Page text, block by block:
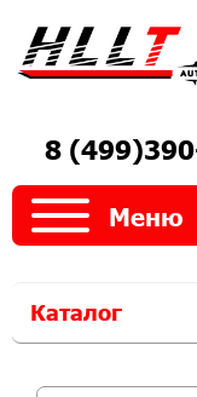
8
Меню
Каталог